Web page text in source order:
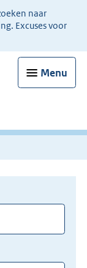
naar
Excuses voor
Menu